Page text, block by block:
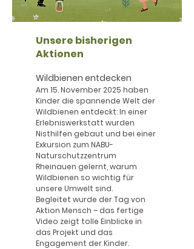
Unsere bisherigen
Aktionen
Wildbienen entdecken
Am 15. November 2025 haben
Kinder die spannende Welt der
Wildbienen entdeckt: In einer
Erlebniswerkstatt wurden
Nisthilfen gebaut und bei einer
Exkursion zum NABU-
Naturschutzzentrum
Rheinauen gelernt, warum
Wildbienen so wichtig für
unsere Umwelt sind.
Begleitet wurde der Tag von
Aktion Mensch – das fertige
Video zeigt tolle Einblicke in
das Projekt und das
Engagement der Kinder.​